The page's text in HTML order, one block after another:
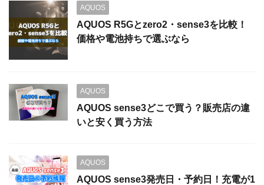
AQUOS
AQUOS R5Gとzero2・sense3を比較！
価格や電池持ちで選ぶなら
AQUOS
AQUOS sense3どこで買う？販売店の違
いと安く買う方法
AQUOS
AQUOS sense3発売日・予約日！充電が1